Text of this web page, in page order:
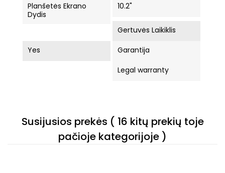
Planšetės Ekrano
Dydis
10.2"
Gertuvės Laikiklis
Yes
Garantija
Legal warranty
Susijusios prekės ( 16 kitų prekių toje
pačioje kategorijoje )